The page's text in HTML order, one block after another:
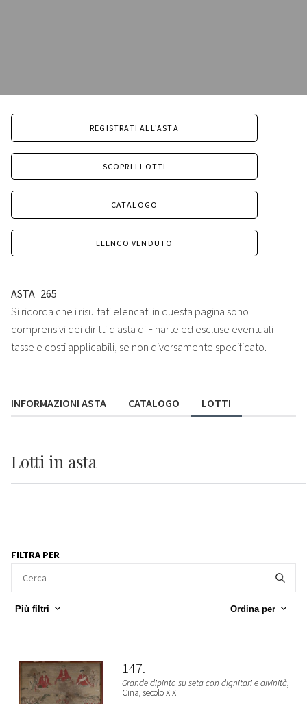
REGISTRATI ALL'ASTA
SCOPRI I LOTTI
CATALOGO
ELENCO VENDUTO
ASTA 265
Si ricorda che i risultati elencati in questa pagina sono
comprensivi dei diritti d'asta di Finarte ed escluse eventuali
tasse e costi applicabili, se non diversamente specificato.
INFORMAZIONI ASTA CATALOGO LOTTI
Lotti in asta
FILTRA PER
Più filtri Ordina per
147
Grande dipinto su seta con dignitari e divinità,
Cina, secolo XIX